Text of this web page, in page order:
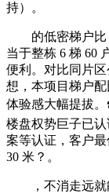
持）。
的低密梯户比
当于整栋 6 梯 60
便利。对比同片
想，本项目梯户
体验感大幅提拔
楼盘权势巨子已
案等认证，客户
30 米？。
，不消走远就